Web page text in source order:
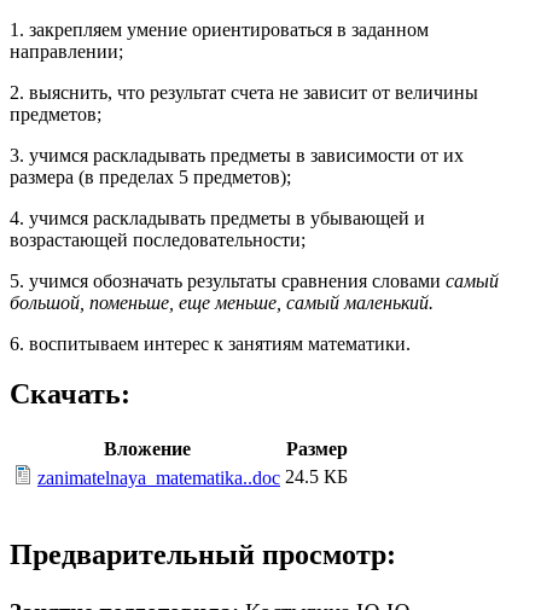
1. закрепляем умение ориентироваться в заданном
направлении;
2. выяснить, что результат счета не зависит от величины
предметов;
3. учимся раскладывать предметы в зависимости от их
размера (в пределах 5 предметов);
4. учимся раскладывать предметы в убывающей и
возрастающей последовательности;
5. учимся обозначать результаты сравнения словами самый
большой, поменьше, еще меньше, самый маленький.
6. воспитываем интерес к занятиям математики.
Скачать:
Вложение
Размер
zanimatelnaya_matematika..doc 24.5 КБ
Предварительный просмотр: